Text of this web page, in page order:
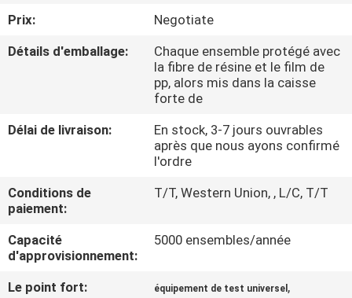
CONTRÔLE
DE
CONTACTEZ-
DEMANDEZ
UNE
CITATION
Prix:
Negotiate
Détails d'emballage:
Chaque ensemble protégé avec
la fibre de résine et le film de
pp, alors mis dans la caisse
forte de
Délai de livraison:
En stock, 3-7 jours ouvrables
après que nous ayons confirmé
l'ordre
Conditions de
paiement:
T/T, Western Union, , L/C, T/T
Capacité
d'approvisionnement:
5000 ensembles/année
Le point fort: équipement de test universel ,